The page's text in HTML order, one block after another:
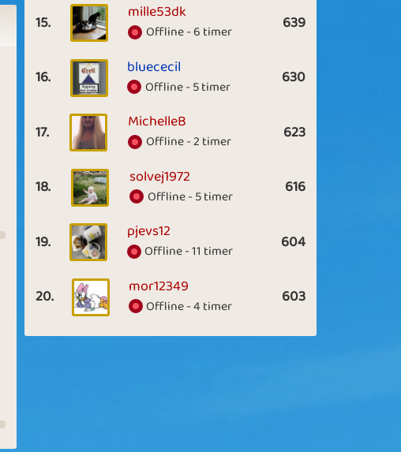
15. mille53dk
Offline - 6 timer 639
16. bluececil
Offline - 5 timer 630
17. MichelleB
Offline - 2 timer 623
18. solvej1972
Offline - 5 timer 616
19. pjevs12
Offline - 11 timer 604
20. mor12349
Offline - 4 timer 603